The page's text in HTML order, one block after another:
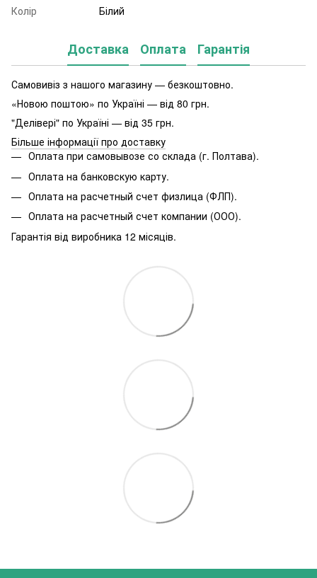
Колір Білий
Доставка Оплата Гарантія
Самовивіз з нашого магазину — безкоштовно.
«Новою поштою» по Україні — від 80 грн.
"Делівері" по Україні — від 35 грн.
Більше інформації про доставку
Оплата при самовывозе со склада (г. Полтава).
Оплата на банковскую карту.
Оплата на расчетный счет физлица (ФЛП).
Оплата на расчетный счет компании (ООО).
Гарантія від виробника 12 місяців.